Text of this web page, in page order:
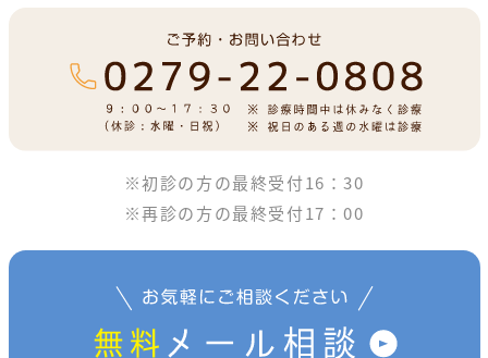
※初診の方の最終受付16：30
※再診の方の最終受付17：00